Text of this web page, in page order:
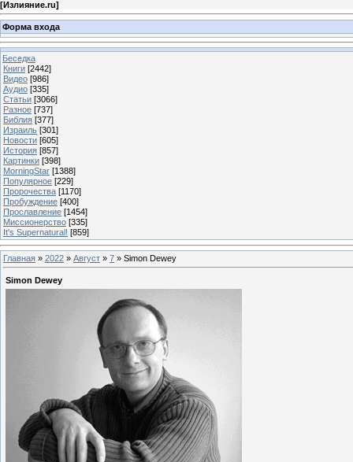
[Излияние.ru]
Форма входа
Беседка
Книги [2442]
Видео [986]
Аудио [335]
Статьи [3066]
Разное [737]
Библия [377]
Израиль [301]
Новости [605]
История [857]
Картинки [398]
MorningStar [1388]
Популярное [229]
Пророчества [1170]
Пробуждение [400]
Прославление [1454]
Миссионерство [335]
It's Supernatural! [859]
Главная » 2022 » Август » 7 » Simon Dewey
Simon Dewey